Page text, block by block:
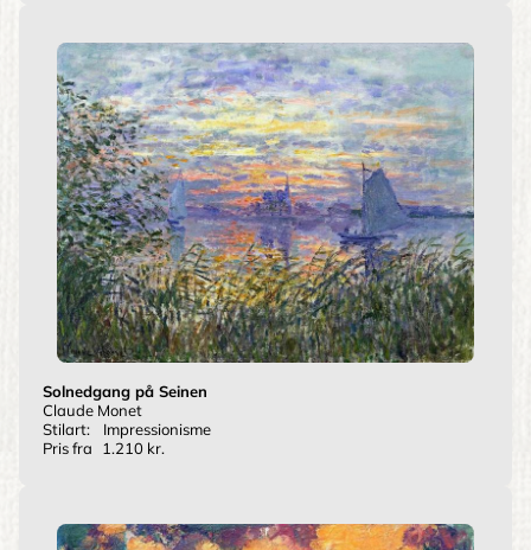
Solnedgang på Seinen
Claude Monet
Stilart:
Impressionisme
Pris fra
1.210 kr.